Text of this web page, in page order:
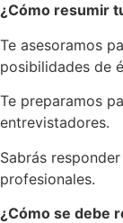
¿Cómo resumir
Te asesoramos
posibilidades de
Te preparamos
entrevistadores.
Sabrás
profesionales.
¿Cómo se debe